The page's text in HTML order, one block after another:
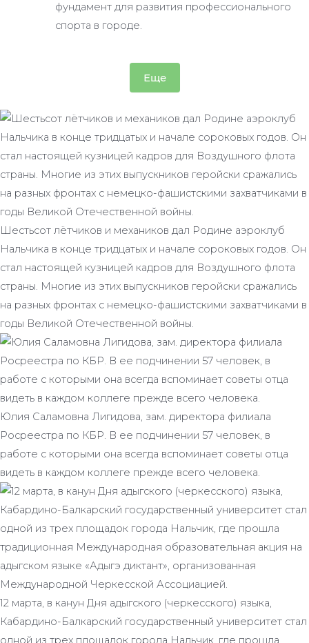
фундамент для развития профессионального
спорта в городе.
Еще
Шестьсот лётчиков и механиков дал Родине аэроклуб
Нальчика в конце тридцатых и начале сороковых годов. Он
стал настоящей кузницей кадров для Воздушного флота
страны. Многие из этих выпускников геройски сражались
на разных фронтах с немецко-фашистскими захватчиками в
годы Великой Отечественной войны.
Юлия Саламовна Лигидова, зам. директора филиала
Росреестра по КБР. В ее подчинении 57 человек, в
работе с которыми она всегда вспоминает советы отца
видеть в каждом коллеге прежде всего человека.
12 марта, в канун Дня адыгского (черкесского) языка,
Кабардино-Балкарский государственный университет стал
одной из трех площадок города Нальчик, где прошла